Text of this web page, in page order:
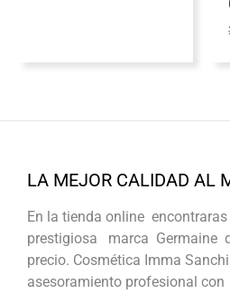
LA MEJOR CALIDAD AL
En la tienda online
prestigiosa marca Germaine
precio. Cosmética Imma
asesoramiento profesional